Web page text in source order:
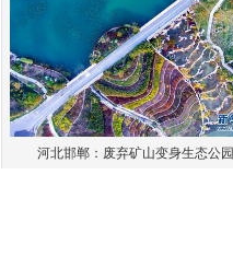
河北邯郸：废弃矿山变身生态公园